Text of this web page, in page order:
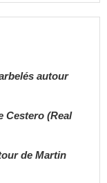
autour
Cestero (Real
de Martin